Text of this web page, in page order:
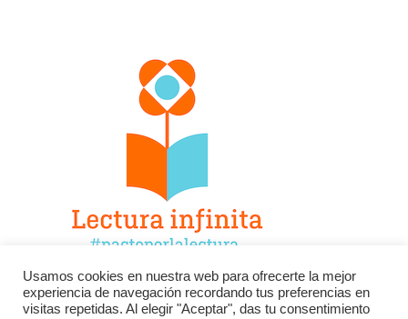
Facebook Twitter Instagram
Usamos cookies en nuestra web para ofrecerte la mejor
experiencia de navegación recordando tus preferencias en
visitas repetidas. Al elegir "Aceptar", das tu consentimiento